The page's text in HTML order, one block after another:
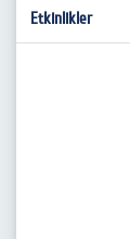
Etkinlikler